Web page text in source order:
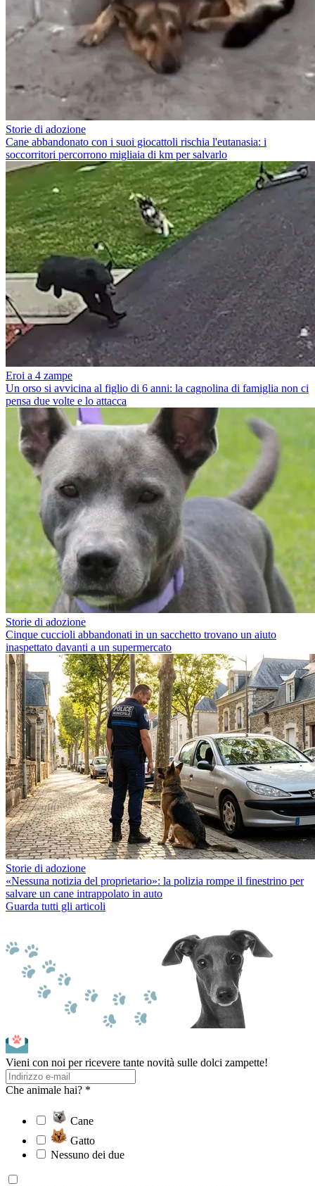
Storie di adozione
Cane abbandonato con i suoi giocattoli rischia l'eutanasia: i
soccorritori percorrono migliaia di km per salvarlo
Eroi a 4 zampe
Un orso si avvicina al figlio di 6 anni: la cagnolina di famiglia non ci
pensa due volte e lo attacca
Storie di adozione
Cinque cuccioli abbandonati in un sacchetto trovano un aiuto
inaspettato davanti a un supermercato
Storie di adozione
«Nessuna notizia del proprietario»: la polizia rompe il finestrino per
salvare un cane intrappolato in auto
Guarda tutti gli articoli
Vieni con noi per ricevere tante novità sulle dolci zampette!
Che animale hai? *
Cane
Gatto
Nessuno dei due